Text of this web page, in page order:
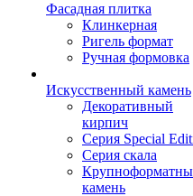
Фасадная плитка
Клинкерная
Ригель формат
Ручная формовка
Искусственный камень
Декоративный
кирпич
Серия Special
Серия скала
камень